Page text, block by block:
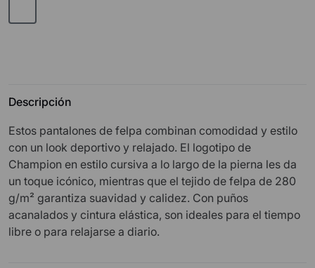
Descripción
Estos pantalones de felpa combinan comodidad y estilo
con un look deportivo y relajado. El logotipo de
Champion en estilo cursiva a lo largo de la pierna les da
un toque icónico, mientras que el tejido de felpa de 280
g/m² garantiza suavidad y calidez. Con puños
acanalados y cintura elástica, son ideales para el tiempo
libre o para relajarse a diario.